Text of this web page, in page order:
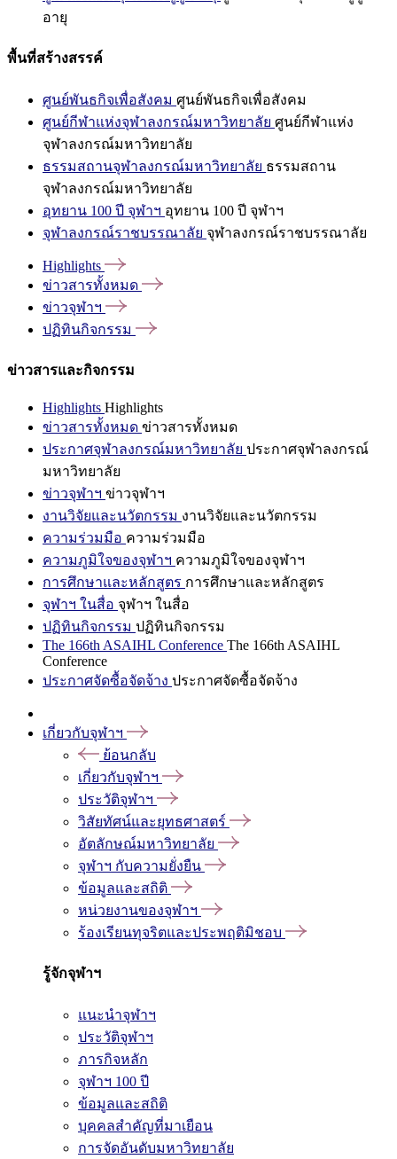
อายุ
พื้นที่สร้างสรรค์
ศูนย์พันธกิจเพื่อสังคม ศูนย์พันธกิจเพื่อสังคม
ศูนย์กีฬาแห่งจุฬาลงกรณ์มหาวิทยาลัย ศูนย์กีฬาแห่ง
จุฬาลงกรณ์มหาวิทยาลัย
ธรรมสถานจุฬาลงกรณ์มหาวิทยาลัย ธรรมสถาน
จุฬาลงกรณ์มหาวิทยาลัย
อุทยาน 100 ปี จุฬาฯ อุทยาน 100 ปี จุฬาฯ
จุฬาลงกรณ์ราชบรรณาลัย จุฬาลงกรณ์ราชบรรณาลัย
Highlights
ข่าวสารทั้งหมด
ข่าวจุฬาฯ
ปฏิทินกิจกรรม
ข่าวสารและกิจกรรม
Highlights Highlights
ข่าวสารทั้งหมด ข่าวสารทั้งหมด
ประกาศจุฬาลงกรณ์มหาวิทยาลัย ประกาศจุฬาลงกรณ์
มหาวิทยาลัย
ข่าวจุฬาฯ ข่าวจุฬาฯ
งานวิจัยและนวัตกรรม งานวิจัยและนวัตกรรม
ความร่วมมือ ความร่วมมือ
ความภูมิใจของจุฬาฯ ความภูมิใจของจุฬาฯ
การศึกษาและหลักสูตร การศึกษาและหลักสูตร
จุฬาฯ ในสื่อ จุฬาฯ ในสื่อ
ปฏิทินกิจกรรม ปฏิทินกิจกรรม
The 166th ASAIHL Conference The 166th ASAIHL
Conference
ประกาศจัดซื้อจัดจ้าง ประกาศจัดซื้อจัดจ้าง
เกี่ยวกับจุฬาฯ
ย้อนกลับ
เกี่ยวกับจุฬาฯ
ประวัติจุฬาฯ
วิสัยทัศน์และยุทธศาสตร์
อัตลักษณ์มหาวิทยาลัย
จุฬาฯ กับความยั่งยืน
ข้อมูลและสถิติ
หน่วยงานของจุฬาฯ
ร้องเรียนทุจริตและประพฤติมิชอบ
รู้จักจุฬาฯ
แนะนำจุฬาฯ
ประวัติจุฬาฯ
ภารกิจหลัก
จุฬาฯ 100 ปี
ข้อมูลและสถิติ
บุคคลสำคัญที่มาเยือน
การจัดอันดับมหาวิทยาลัย